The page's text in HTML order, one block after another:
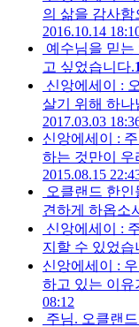
의 삶을 감사함
2016.10.14
예수님을 믿는
고 싶었습니다.1
신앙에세이 :
살기 위해 하나
2017.03.03
신앙에세이 :
하는 것만이 우
2015.08.15
오클랜드 한
견하게 하옵소
신앙에세이 :
지할 수 있었습
신앙에세이 :
하고 있는 이유
08:12
주님. 오클랜